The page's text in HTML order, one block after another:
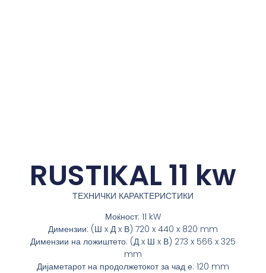
RUSTIKAL 11 kw
ТЕХНИЧКИ КАРАКТЕРИСТИКИ
Моќност: 11 kW
Димензии: (Ш x Д x В) 720 x 440 x 820 mm
Димензии на ложиштето: (Д x Ш x В) 273 x 566 x 325
mm
Дијаметарот на продолжетокот за чад е: 120 mm